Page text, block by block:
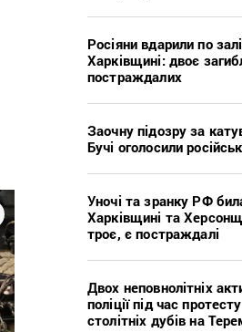
Росіяни вдарили по
Харківщині: двоє
постраждалих
Заочну підозру за
Бучі оголосили
Уночі та зранку РФ
Харківщині та
троє, є постраждалі
Двох неповнолітніх
поліції під час
столітніх дубів на